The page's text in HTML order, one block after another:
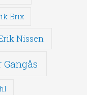
Brix
Nissen
Gangås